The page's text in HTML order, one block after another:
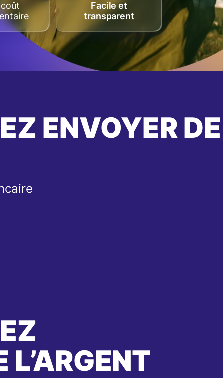
Facile et
transparent
ENVOYER DE
L’ARGENT